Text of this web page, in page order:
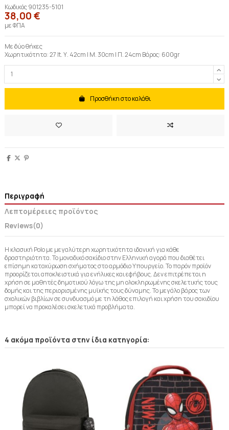
Κωδικός901235-5101
38,00 €
με ΦΠΑ
Με δύο θήκες
Χωρητικότητα: 27 lt. Υ. 42cm | Μ. 30cm | Π. 24cm Βάρος: 600gr
Προσθήκη στο καλάθι
Περιγραφή
Λεπτομέρειες προϊόντος
Reviews(0)
Η κλασική Polo με μεγαλύτερη χωρητικότητα ιδανική για κάθε
δραστηριότητα. Το μοναδικό σακίδιο στην Ελληνική αγορά που διαθέτει
επίσημη κατοχύρωση σχήματος στο αρμόδιο Υπουργείο. Το παρόν προϊόν
προορίζεται αποκλειστικά για ενήλικες και εφήβους. Δεν επιτρέπεται η
χρήση σε μαθητές δημοτικού λόγω της μη ολοκληρωμένης σκελετικής τους
δομής και της περιορισμένης μυϊκής τους δύναμης. Το μεγάλο βάρος των
σχολικών βιβλίων σε συνδυασμό με τη λάθος επιλογή και χρήση του σακιδίου
μπορεί να προκαλέσει σκελετικά προβλήματα.
4 ακόμα προϊόντα στην ίδια κατηγορία: